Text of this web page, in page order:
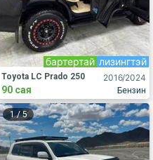
2016/2024
Бензин
лизингтэй
бартертай
Toyota LC Prado 250
90 сая
1/5